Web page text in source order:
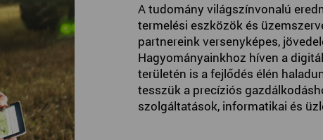
A tudomány világszínvonalú
termelési eszközök és
partnereink versenyképes,
Hagyományainkhoz híven a
területén is a fejlődés élén
tesszük a precíziós
szolgáltatások, informatikai és